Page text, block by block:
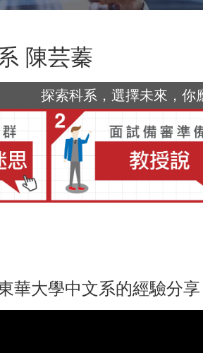
陳芸蓁
探索科系，選擇未來，你
華大學中文系的經驗分享